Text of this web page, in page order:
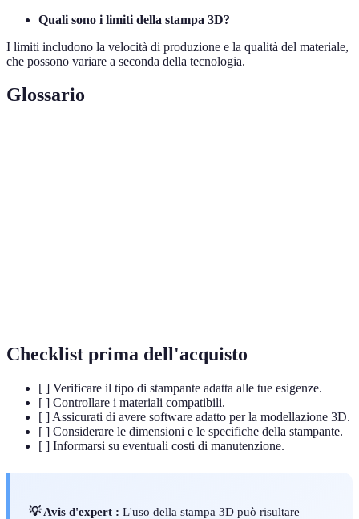
Quali sono i limiti della stampa 3D?
I limiti includono la velocità di produzione e la qualità del materiale,
che possono variare a seconda della tecnologia.
Glossario
Checklist prima dell'acquisto
[ ] Verificare il tipo di stampante adatta alle tue esigenze.
[ ] Controllare i materiali compatibili.
[ ] Assicurati di avere software adatto per la modellazione 3D.
[ ] Considerare le dimensioni e le specifiche della stampante.
[ ] Informarsi su eventuali costi di manutenzione.
💡 Avis d'expert : L'uso della stampa 3D può risultare